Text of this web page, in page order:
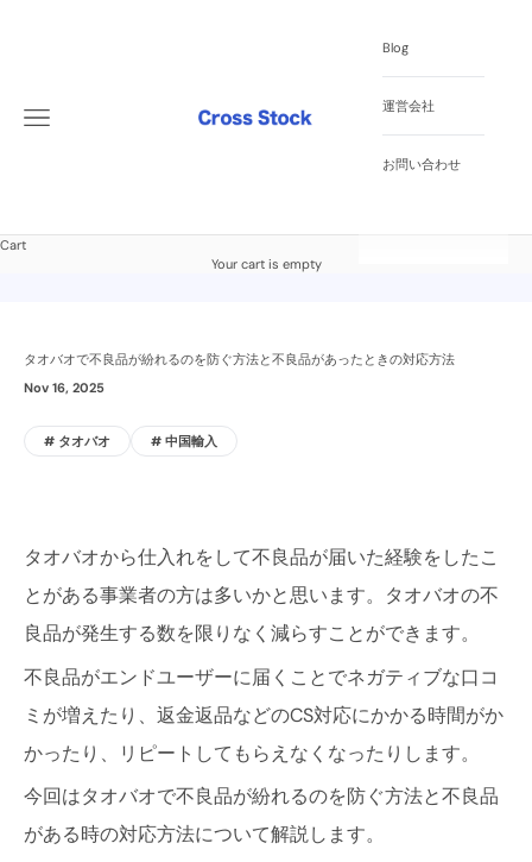
Cross Stock
Open navigation menu
Blog
運営会社
お問い合わせ
Cart
Your cart is empty
タオバオで不良品が紛れるのを防ぐ方法と不良品があったときの対応方法
Nov 16, 2025
# タオバオ # 中国輸入
タオバオから仕入れをして不良品が届いた経験をしたこ
とがある事業者の方は多いかと思います。タオバオの不
良品が発生する数を限りなく減らすことができます。
不良品がエンドユーザーに届くことでネガティブな口コ
ミが増えたり、返金返品などのCS対応にかかる時間がか
かったり、リピートしてもらえなくなったりします。
今回はタオバオで不良品が紛れるのを防ぐ方法と不良品
がある時の対応方法について解説します。